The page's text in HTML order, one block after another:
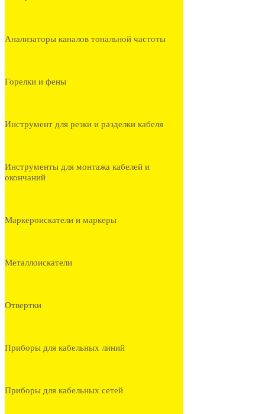
Анализаторы каналов тональной частоты
Горелки и фены
Инструмент для резки и разделки кабеля
Инструменты для монтажа кабелей и
окончаний
Маркероискатели и маркеры
Металлоискатели
Отвертки
Приборы для кабельных линий
Приборы для кабельных сетей